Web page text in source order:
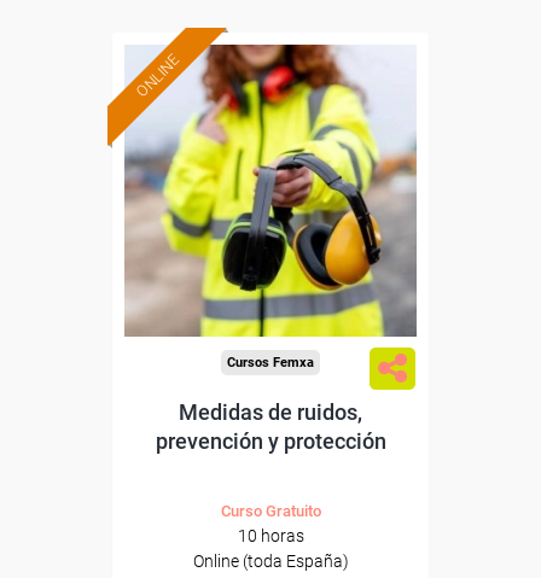
ONLINE
Formación 100%
subvencionada.
Para desempleados,
trabajadores y autónomos.
Sector
-Construcción e industrias
Extractivas.
Cursos Femxa
Medidas de ruidos,
prevención y protección
Curso Gratuito
10 horas
Online (toda España)